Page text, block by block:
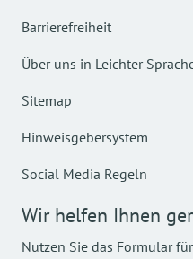
Barrierefreiheit
Über uns in Leichter
Sitemap
Hinweisgebersystem
Social Media Regeln
Wir helfen Ihnen
Nutzen Sie das Formular